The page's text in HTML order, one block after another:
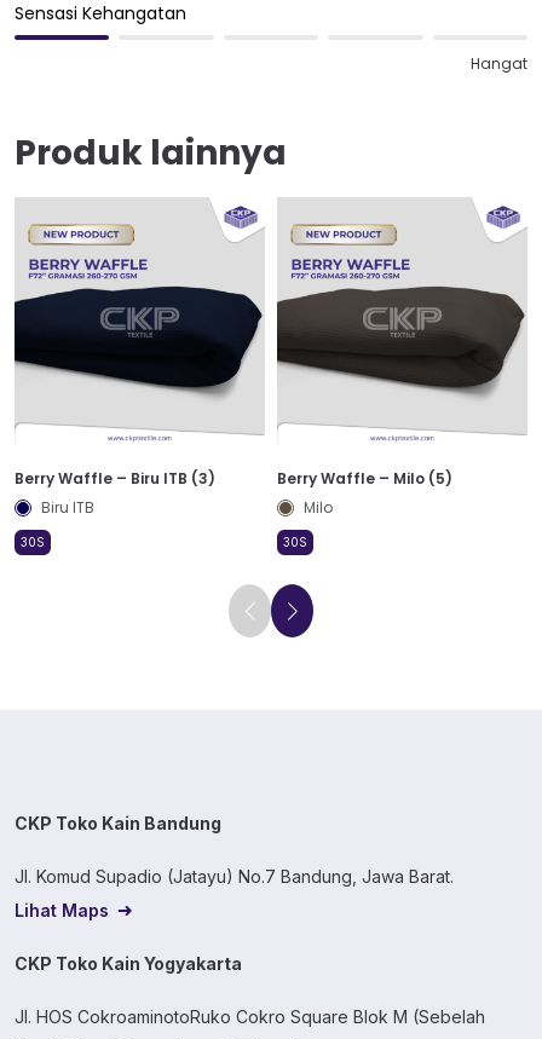
Sensasi Kehangatan
Hangat
Produk lainnya
Berry Waffle – Biru ITB (3)
Biru ITB
30S
Berry Waffle – Milo (5)
Milo
30S
CKP Toko Kain Bandung
Jl. Komud Supadio (Jatayu) No.7 Bandung, Jawa Barat.
Lihat Maps
CKP Toko Kain Yogyakarta
Jl. HOS CokroaminotoRuko Cokro Square Blok M (Sebelah